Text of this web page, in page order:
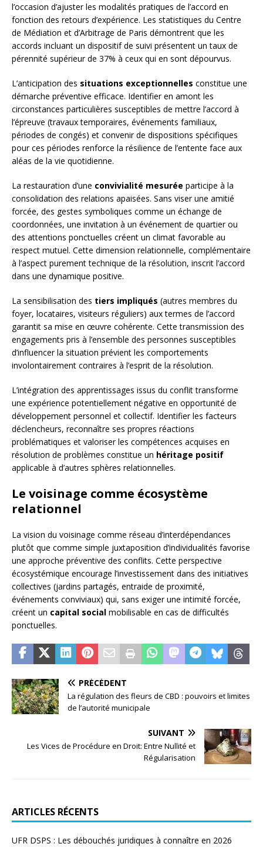
l’occasion d’ajuster les modalités pratiques de l’accord en
fonction des retours d’expérience. Les statistiques du Centre
de Médiation et d’Arbitrage de Paris démontrent que les
accords incluant un dispositif de suivi présentent un taux de
pérennité supérieur de 37% à ceux qui en sont dépourvus.
L’anticipation des situations exceptionnelles constitue une
démarche préventive efficace. Identifier en amont les
circonstances particulières susceptibles de mettre l’accord à
l’épreuve (travaux temporaires, événements familiaux,
périodes de congés) et convenir de dispositions spécifiques
pour ces périodes renforce la résilience de l’entente face aux
aléas de la vie quotidienne.
La restauration d’une convivialité mesurée participe à la
consolidation des relations apaisées. Sans viser une amitié
forcée, des gestes symboliques comme un échange de
coordonnées, une invitation à un événement de quartier ou
des attentions ponctuelles créent un climat favorable au
respect mutuel. Cette dimension relationnelle, complémentaire
à l’aspect purement technique de la résolution, inscrit l’accord
dans une dynamique positive.
La sensibilisation des tiers impliqués (autres membres du
foyer, locataires, visiteurs réguliers) aux termes de l’accord
garantit sa mise en œuvre cohérente. Cette transmission des
engagements pris à l’ensemble des personnes susceptibles
d’influencer la situation prévient les comportements
involontairement contraires à l’esprit de la résolution.
L’intégration des apprentissages issus du conflit transforme
une expérience potentiellement négative en opportunité de
développement personnel et collectif. Identifier les facteurs
déclencheurs, reconnaître ses propres réactions
problématiques et valoriser les compétences acquises en
résolution de problèmes constitue un héritage positif
applicable à d’autres sphères relationnelles.
Le voisinage comme écosystème
relationnel
La vision du voisinage comme réseau d’interdépendances
plutôt que comme simple juxtaposition d’individualités favorise
une approche préventive des conflits. Cette perspective
écosystémique encourage l’investissement dans des initiatives
collectives (jardins partagés, entraide de proximité,
événements conviviaux) qui, sans exiger une intimité forcée,
créent un capital social mobilisable en cas de difficultés
ponctuelles.
PRÉCÉDENT
La régulation des fleurs de CBD : pouvoirs et limites
de l’autorité municipale
SUIVANT
Les Vices de Procédure en Droit: Entre Nullité et
Régularisation
ARTICLES RÉCENTS
UFR DSPS : Les débouchés juridiques à connaître en 2026